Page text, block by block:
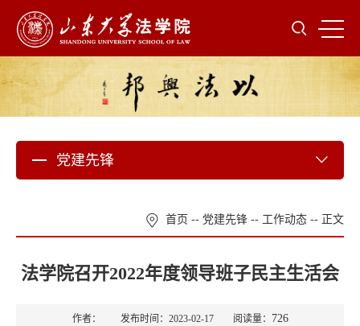
党建先锋
首页 -- 党建先锋 -- 工作动态 -- 正文
法学院召开2022年度领导班子民主生活会
作者： 发布时间：2023-02-17 阅读量： 726